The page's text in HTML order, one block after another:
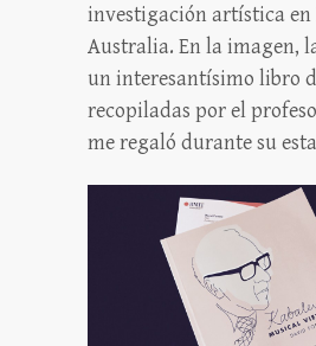
investigación artística en
Australia. En la imagen,
un interesantísimo libro
recopiladas por el
me regaló durante su